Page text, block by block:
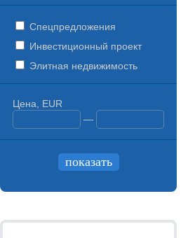
Спецпредложения
Инвестиционный проект
Элитная недвижимость
Цена, EUR
—